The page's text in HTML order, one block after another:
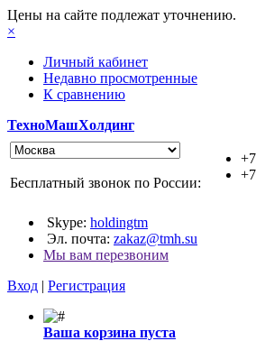
Цены на сайте подлежат уточнению.
×
Личный кабинет
Недавно просмотренные
К сравнению
ТехноМашХолдинг
Бесплатный звонок по России:
Skype: holdingtm
Эл. почта: zakaz@tmh.su
Мы вам перезвоним
Вход | Регистрация
Ваша корзина пуста